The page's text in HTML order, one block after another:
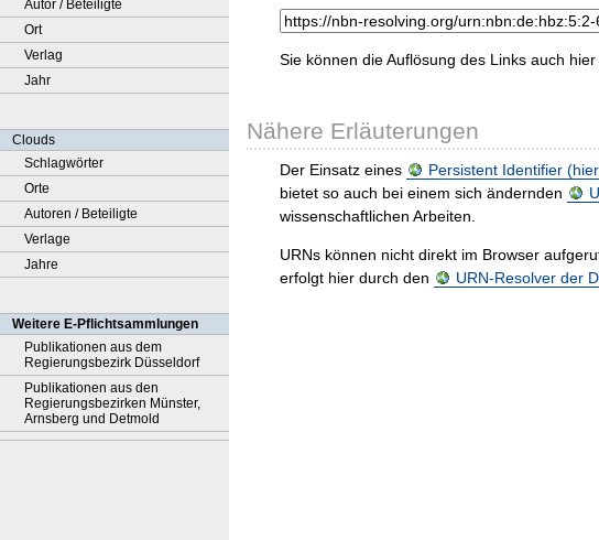
Autor / Beteiligte
Ort
Verlag
Jahr
Clouds
Schlagwörter
Orte
Autoren / Beteiligte
Verlage
Jahre
Weitere E-Pflichtsammlungen
Publikationen aus dem
Regierungsbezirk Düsseldorf
Publikationen aus den
Regierungsbezirken Münster,
Arnsberg und Detmold
Sie können die Auflösung des Links auch hier
Nähere Erläuterungen
Der Einsatz eines Persistent Identifier
bietet so auch bei einem sich ändernden
wissenschaftlichen Arbeiten.
URNs können nicht direkt im Browser
erfolgt hier durch den
URN-Resolver der